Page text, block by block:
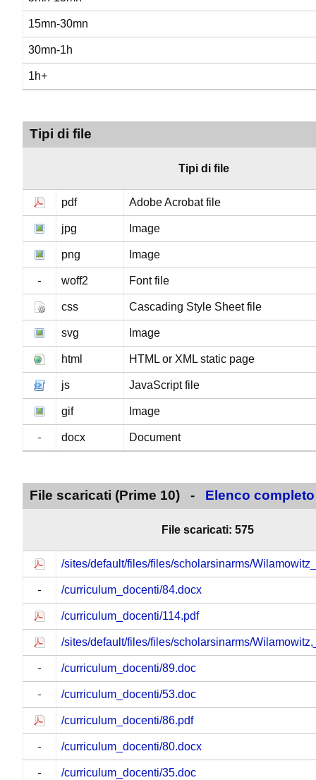
15mn-30mn
30mn-1h
1h+
Tipi di file
Tipi di file
pdf Adobe Acrobat file
jpg Image
png Image
woff2 Font file
css Cascading Style Sheet file
svg Image
html HTML or XML static page
js JavaScript file
gif Image
docx Document
File scaricati (Prime 10) - Elenco completo
File scaricati: 575
/sites/default/files/files/scholarsinarms/
/curriculum_docenti/84.docx
/curriculum_docenti/114.pdf
/sites/default/files/files/scholarsinarms/
/curriculum_docenti/89.doc
/curriculum_docenti/53.doc
/curriculum_docenti/86.pdf
/curriculum_docenti/80.docx
/curriculum_docenti/35.doc